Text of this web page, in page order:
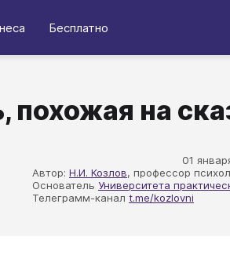
Бесплатно
похожая на
01
Автор: Н.И. Козлов, профессор
Основатель Университета
Телеграмм-канал t.me/kozlovni